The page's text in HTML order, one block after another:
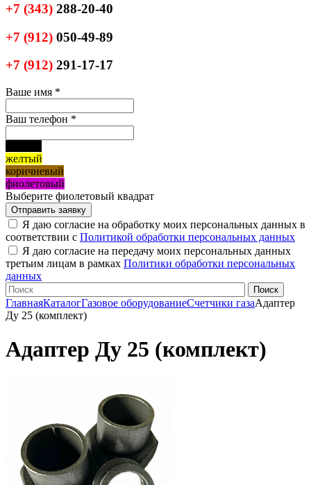
+7 (343) 288-20-40
+7 (912) 050-49-89
+7 (912) 291-17-17
Ваше имя *
Ваш телефон *
желтый
коричневый
фиолетовый
Выберите фиолетовый квадрат
Я даю согласие на обработку моих персональных данных в
соответствии с Политикой обработки персональных данных
Я даю согласие на передачу моих персональных данных
третьим лицам в рамках Политики обработки персональных
данных
ГлавнаяКаталогГазовое оборудованиеСчетчики газаАдаптер
Ду 25 (комплект)
Адаптер Ду 25 (комплект)